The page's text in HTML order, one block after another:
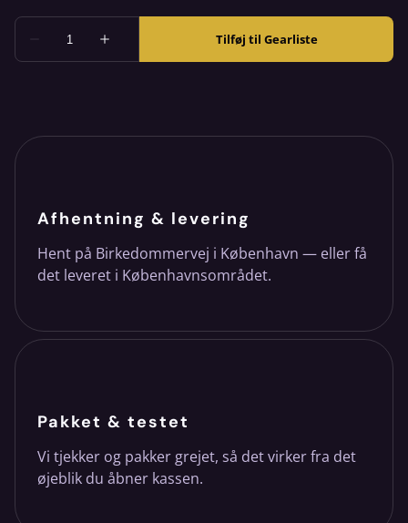
Afhentning & levering
Hent på Birkedommervej i København — eller få
det leveret i Københavnsområdet.
Pakket & testet
Vi tjekker og pakker grejet, så det virker fra det
øjeblik du åbner kassen.